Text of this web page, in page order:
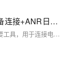
Android调试终极指南：ADB安装+多设备连接+ANR日志抓取全流程解析，覆盖环境变量配置/多设备调试/ANR日志分析全流程，附Win/Mac/Linux三平台解决方案
ADB（Android Debug Bridge）是安卓开发中的重要工具，用于连接电脑与安卓设备，实现文件传输、应用管理、日志抓取等功能。本文介绍了 ADB 的基本概念、安装配置及常用命令。包括：1) 基本命令如 `adb version` 和 `adb devices`；2) 权限操作如 `adb root` 和 `adb shell`；3) APK 操作如安装、卸载应用；4) 文件传输如 `adb push` 和 `adb pull`；5) 日志记录如 `adb logcat`；6) 系统信息获取如屏幕截图和录屏。通过这些功能，用户可高效调试和管理安卓设备。